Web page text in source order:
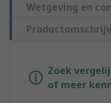
Wetgeving en
Zoek
of meer